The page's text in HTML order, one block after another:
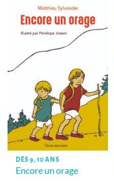
DÈS 9, 10 ANS
Encore un orage